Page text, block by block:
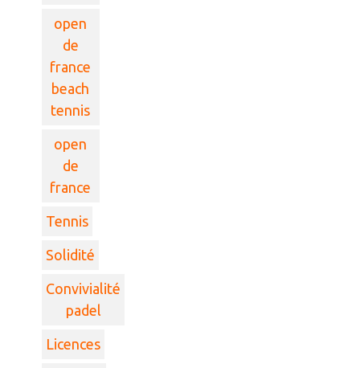
open
de
france
beach
tennis
open
de
france
Tennis
Solidité
Convivialité
padel
Licences